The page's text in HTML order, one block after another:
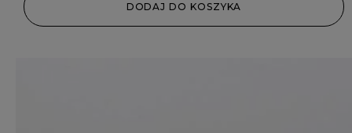
DODAJ DO KOSZYKA